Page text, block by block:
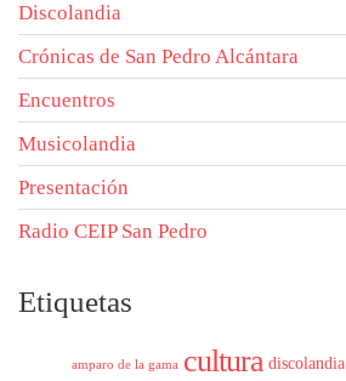
Discolandia
Crónicas de San Pedro Alcántara
Encuentros
Musicolandia
Presentación
Radio CEIP San Pedro
Etiquetas
amparo de la gama cultura discolandia